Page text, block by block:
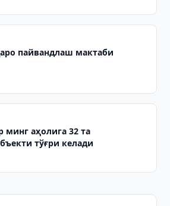
пайвандлаш мактаби
минг аҳолига 32 та
тўғри келади